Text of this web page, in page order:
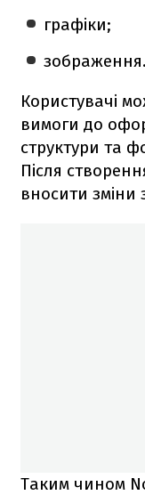
графіки;
зображення.
Користувачі
вимоги до
структури та
Після
вносити зміни
Таким чином